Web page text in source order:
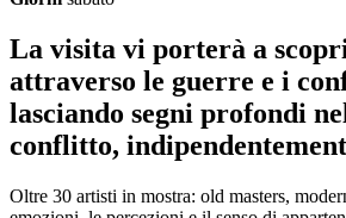
La visita vi porterà a
attraverso le guerre e i
lasciando segni profondi
conflitto,
Oltre 30 artisti in mostra: old masters,